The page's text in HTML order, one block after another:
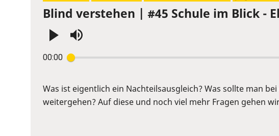
Blind verstehen | #45 Schule im Blick -
00:00
Enter
Space
to
Was ist eigentlich ein Nachteilsausgleich? Was sollte man
weitergehen? Auf diese und noch viel mehr Fragen gehen